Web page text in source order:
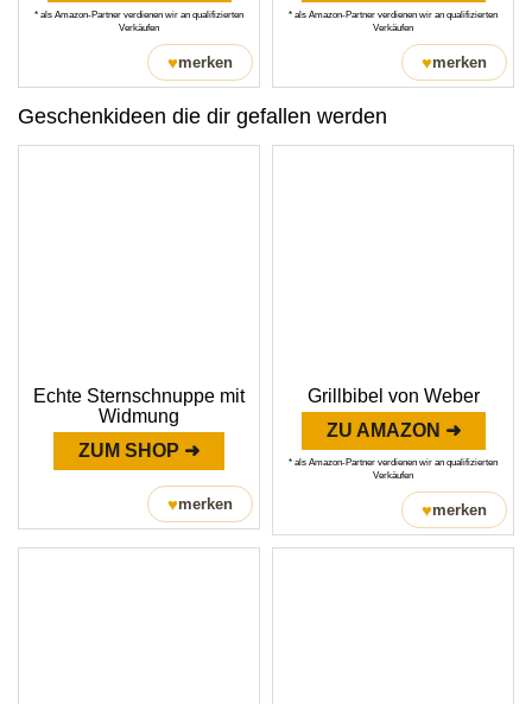
* als Amazon-Partner verdienen wir an qualifizierten
Verkäufen
♥merken
* als Amazon-Partner verdienen wir an qualifizierten
Verkäufen
♥merken
Geschenkideen die dir gefallen werden
Echte Sternschnuppe mit
Widmung
ZUM SHOP ➜
♥merken
Grillbibel von Weber
ZU AMAZON ➜
* als Amazon-Partner verdienen wir an qualifizierten
Verkäufen
♥merken